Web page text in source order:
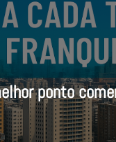
ponto